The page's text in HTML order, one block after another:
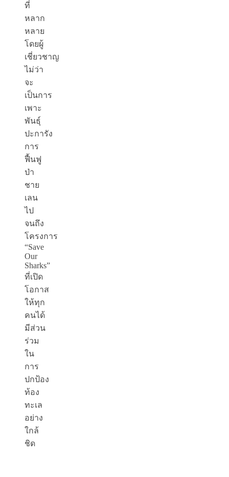
ที่
หลาก
หลาย
โดยผู้
เชี่ยวชาญ
ไม่ว่า
จะ
เป็นการ
เพาะ
พันธุ์
ปะการัง
การ
ฟื้นฟู
ป่า
ชาย
เลน
ไป
จนถึง
โครงการ
“Save
Our
Sharks”
ที่เปิด
โอกาส
ให้ทุก
คนได้
มีส่วน
ร่วม
ใน
การ
ปกป้อง
ท้อง
ทะเล
อย่าง
ใกล้
ชิด